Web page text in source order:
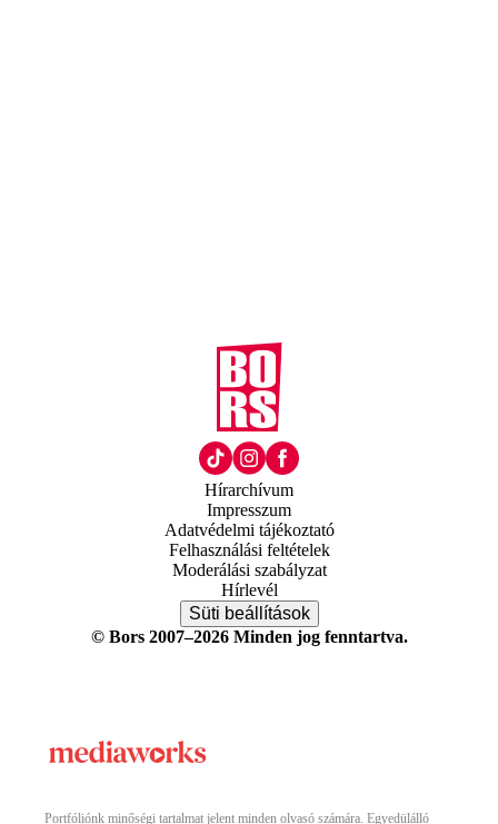
Hírarchívum
Impresszum
Adatvédelmi tájékoztató
Felhasználási feltételek
Moderálási szabályzat
Hírlevél
Süti beállítások
© Bors 2007–2026 Minden jog fenntartva.
Portfóliónk minőségi tartalmat jelent minden olvasó számára. Egyedülálló